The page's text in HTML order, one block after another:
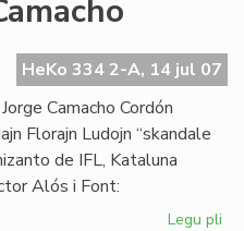
HeKo 334 2-A, 14 jul 07
Camacho Cordón
Florajn Ludojn “skandale
de IFL, Kataluna
Alós i Font:
Legu pli